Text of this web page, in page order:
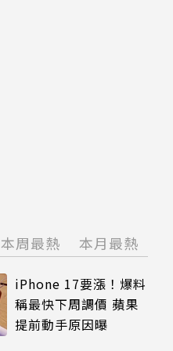
本周最熱 本月最熱
iPhone 17要漲！爆料
稱最快下周調價 蘋果
提前動手原因曝